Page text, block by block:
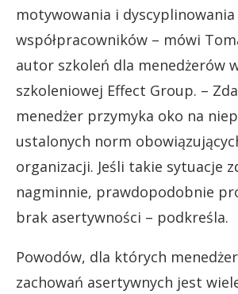
motywowania i dyscyplinowania
współpracowników – mówi
autor szkoleń dla menedżerów
szkoleniowej Effect Group. –
menedżer przymyka oko na
ustalonych norm
organizacji. Jeśli takie sytuacje
nagminnie, prawdopodobnie
brak asertywności – podkreśla.
Powodów, dla których
zachowań asertywnych jest